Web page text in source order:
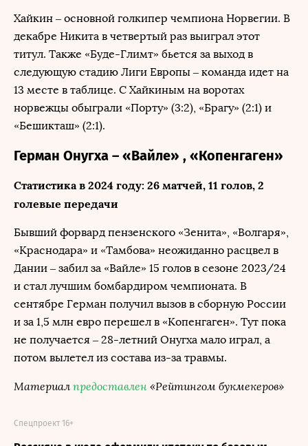
Хайкин – основной голкипер чемпиона Норвегии. В
декабре Никита в четвертый раз выиграл этот
титул. Также «Буде-Глимт» бьется за выход в
следующую стадию Лиги Европы – команда идет на
13 месте в таблице. С Хайкиным на воротах
норвежцы обыграли «Порту» (3:2), «Брагу» (2:1) и
«Бешикташ» (2:1).
Герман Онугха – «Вайле» , «Копенгаген»
Статистика в 2024 году: 26 матчей, 11 голов, 2
голевые передачи
Бывший форвард пензенского «Зенита», «Волгаря»,
«Краснодара» и «Тамбова» неожиданно расцвел в
Дании – забил за «Вайле» 15 голов в сезоне 2023/24
и стал лучшим бомбардиром чемпионата. В
сентябре Герман получил вызов в сборную России
и за 1,5 млн евро перешел в «Копенгаген». Тут пока
не получается – 28-летний Онугха мало играл, а
потом вылетел из состава из-за травмы.
Материалпредоставлен«Рейтингом букмекеров»
Спецпроект 16+